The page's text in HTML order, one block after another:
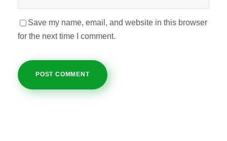
Save my name, email, and website in this browser
for the next time I comment.